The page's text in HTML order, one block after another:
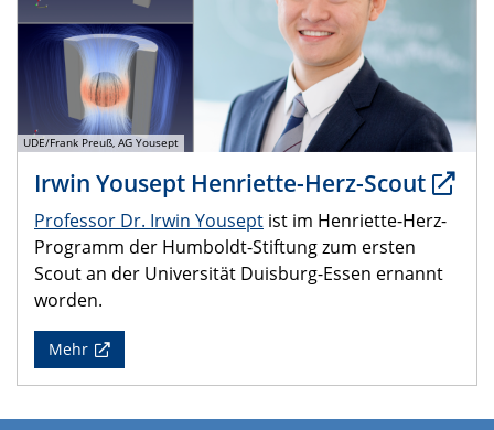
UDE/Frank Preuß, AG Yousept
Irwin Yousept Henriette-Herz-Scout
Professor Dr. Irwin Yousept ist im Henriette-Herz-
Programm der Humboldt-Stiftung zum ersten
Scout an der Universität Duisburg-Essen ernannt
worden.
Mehr